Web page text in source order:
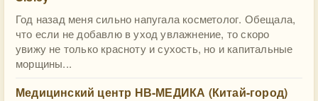
Год назад меня сильно напугала косметолог. Обещала,
что если не добавлю в уход увлажнение, то скоро
увижу не только красноту и сухость, но и капитальные
морщины...
Медицинский центр НВ-МЕДИКА (Китай-город)